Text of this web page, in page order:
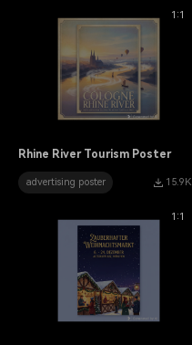
1:1
Rhine River Tourism Poster
advertising poster 15.9K
1:1